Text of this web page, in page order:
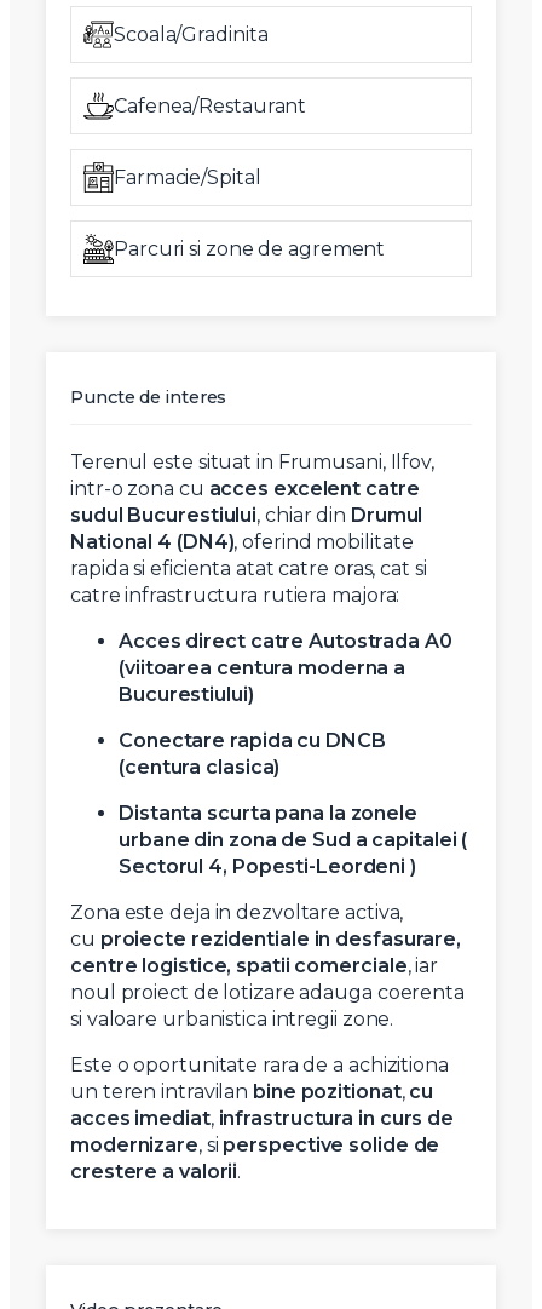
Scoala/Gradinita
Cafenea/Restaurant
Farmacie/Spital
Parcuri si zone de agrement
Puncte de interes
Terenul este situat in Frumusani, Ilfov,
intr-o zona cu acces excelent catre
sudul Bucurestiului, chiar din Drumul
National 4 (DN4), oferind mobilitate
rapida si eficienta atat catre oras, cat si
catre infrastructura rutiera majora:
Acces direct catre Autostrada A0
(viitoarea centura moderna a
Bucurestiului)
Conectare rapida cu DNCB
(centura clasica)
Distanta scurta pana la zonele
urbane din zona de Sud a capitalei (
Sectorul 4, Popesti-Leordeni )
Zona este deja in dezvoltare activa,
cu proiecte rezidentiale in desfasurare,
centre logistice, spatii comerciale, iar
noul proiect de lotizare adauga coerenta
si valoare urbanistica intregii zone.
Este o oportunitate rara de a achizitiona
un teren intravilan bine pozitionat, cu
acces imediat, infrastructura in curs de
modernizare, si perspective solide de
crestere a valorii.